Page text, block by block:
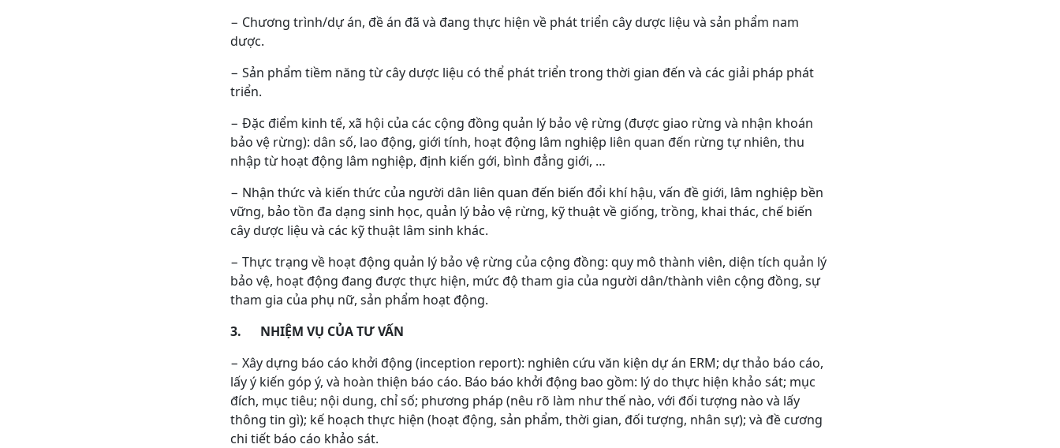
− Chương trình/dự án, đề án đã và đang thực hiện về phát triển cây dược liệu và sản phẩm nam
dược.
− Sản phẩm tiềm năng từ cây dược liệu có thể phát triển trong thời gian đến và các giải pháp phát
triển.
− Đặc điểm kinh tế, xã hội của các cộng đồng quản lý bảo vệ rừng (được giao rừng và nhận khoán
bảo vệ rừng): dân số, lao động, giới tính, hoạt động lâm nghiệp liên quan đến rừng tự nhiên, thu
nhập từ hoạt động lâm nghiệp, định kiến gới, bình đẳng giới, …
− Nhận thức và kiến thức của người dân liên quan đến biến đổi khí hậu, vấn đề giới, lâm nghiệp bền
vững, bảo tồn đa dạng sinh học, quản lý bảo vệ rừng, kỹ thuật về giống, trồng, khai thác, chế biến
cây dược liệu và các kỹ thuật lâm sinh khác.
− Thực trạng về hoạt động quản lý bảo vệ rừng của cộng đồng: quy mô thành viên, diện tích quản lý
bảo vệ, hoạt động đang được thực hiện, mức độ tham gia của người dân/thành viên cộng đồng, sự
tham gia của phụ nữ, sản phẩm hoạt động.
3. NHIỆM VỤ CỦA TƯ VẤN
− Xây dựng báo cáo khởi động (inception report): nghiên cứu văn kiện dự án ERM; dự thảo báo cáo,
lấy ý kiến góp ý, và hoàn thiện báo cáo. Báo báo khởi động bao gồm: lý do thực hiện khảo sát; mục
đích, mục tiêu; nội dung, chỉ số; phương pháp (nêu rõ làm như thế nào, với đối tượng nào và lấy
thông tin gì); kế hoạch thực hiện (hoạt động, sản phẩm, thời gian, đối tượng, nhân sự); và đề cương
chi tiết báo cáo khảo sát.